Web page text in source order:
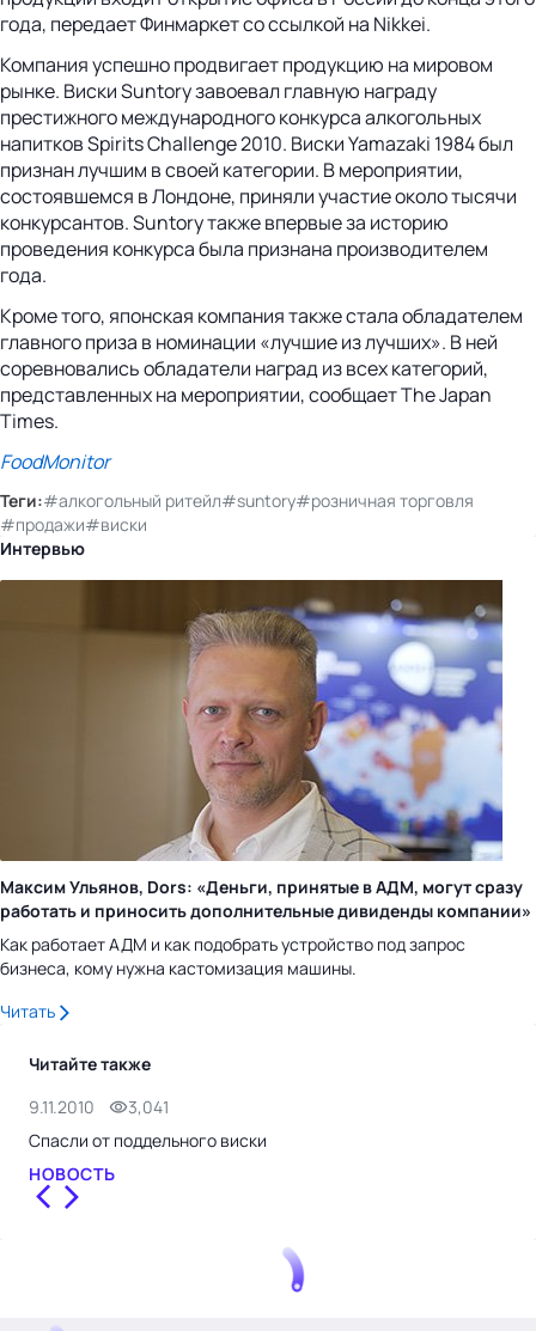
года, передает Финмаркет со ссылкой на Nikkei.
Компания успешно продвигает продукцию на мировом
рынке. Виски Suntory завоевал главную награду
престижного международного конкурса алкогольных
напитков Spirits Challenge 2010. Виски Yamazaki 1984 был
признан лучшим в своей категории. В мероприятии,
состоявшемся в Лондоне, приняли участие около тысячи
конкурсантов. Suntory также впервые за историю
проведения конкурса была признана производителем
года.
Кроме того, японская компания также стала обладателем
главного приза в номинации «лучшие из лучших». В ней
соревновались обладатели наград из всех категорий,
представленных на мероприятии, сообщает The Japan
Times.
FoodMonitor
Теги:#алкогольный ритейл#suntory#розничная торговля
#продажи#виски
Интервью
Максим Ульянов, Dors: «Деньги, принятые в АДМ, могут сразу
работать и приносить дополнительные дивиденды компании»
Как работает АДМ и как подобрать устройство под запрос
бизнеса, кому нужна кастомизация машины.
Читать
Читайте также
9.11.2010
3,041
Спасли от поддельного виски
НОВОСТЬ